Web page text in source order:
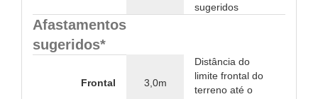
sugeridos
Afastamentos
sugeridos*
Frontal 3,0m
Distância do
limite frontal do
terreno até o